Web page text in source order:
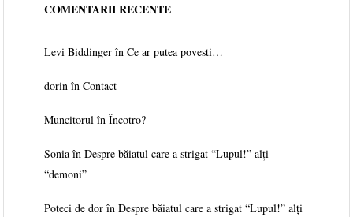
COMENTARII RECENTE
Levi Biddinger înCe ar putea povesti…
dorin înContact
Muncitorul înÎncotro?
Sonia înDespre băiatul care a strigat “Lupul!” alți
“demoni”
Poteci de dor înDespre băiatul care a strigat “Lupul!” alți